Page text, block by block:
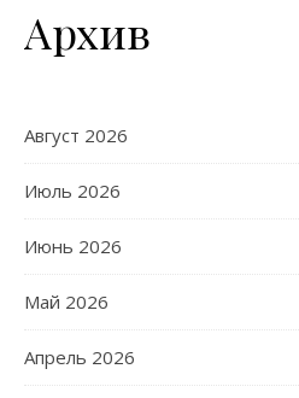
Архив
Август 2026
Июль 2026
Июнь 2026
Май 2026
Апрель 2026